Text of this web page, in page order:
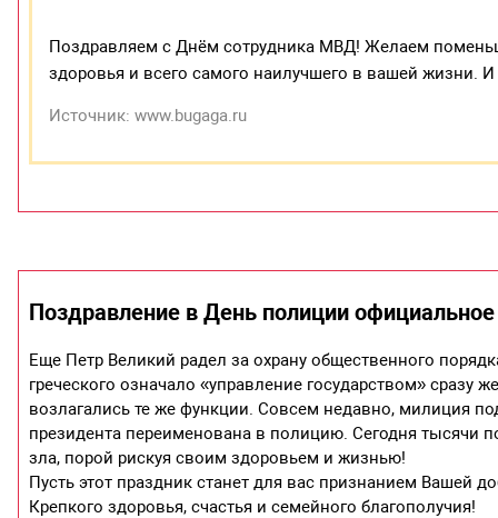
Поздравляем с Днём сотрудника МВД! Желаем
здоровья и всего самого наилучшего в вашей жизни.
Источник: www.bugaga.ru
Поздравление в День полиции официальное
Еще Петр Великий радел за охрану общественного
греческого означало «управление государством»
возлагались те же функции. Совсем недавно, милиция
президента переименована в полицию. Сегодня тысячи
зла, порой рискуя своим здоровьем и жизнью!
Пусть этот праздник станет для вас признанием Вашей
Крепкого здоровья, счастья и семейного благополучия!